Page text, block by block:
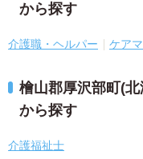
から探す
介護職・ヘルパー ケア
檜山郡厚沢部町(
から探す
介護福祉士